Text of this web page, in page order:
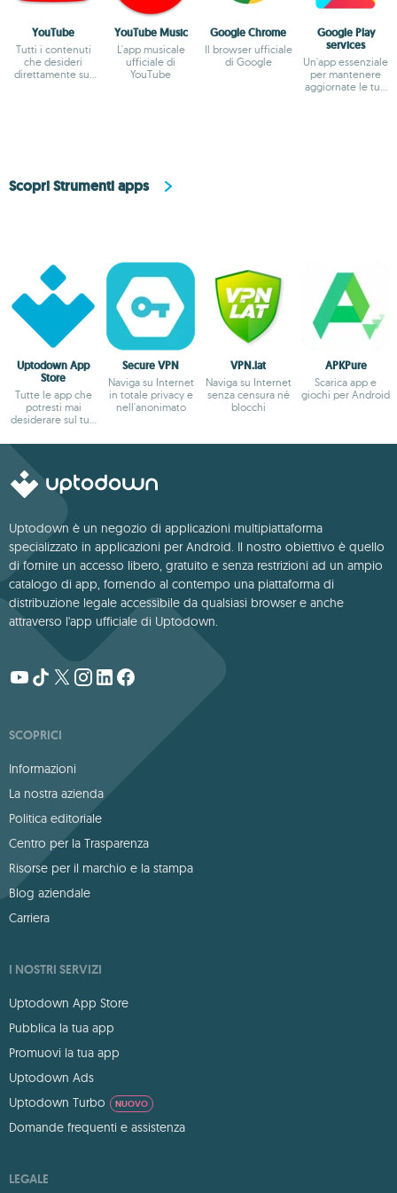
YouTube
Tutti i contenuti
che desideri
direttamente sul
YouTube Music
L'app musicale
ufficiale di
YouTube
Google Chrome
Il browser ufficiale
di Google
Google Play
services
Un'app essenziale
per mantenere
aggiornate le tue
Scopri Strumenti apps
Uptodown App
Store
Tutte le app che
potresti mai
desiderare sul tuo
Secure VPN
Naviga su Internet
in totale privacy e
nell'anonimato
VPN.lat
Naviga su Internet
senza censura né
blocchi
APKPure
Scarica app e
giochi per Android
Uptodown è un negozio di applicazioni multipiattaforma
specializzato in applicazioni per Android. Il nostro obiettivo è quello
di fornire un accesso libero, gratuito e senza restrizioni ad un ampio
catalogo di app, fornendo al contempo una piattaforma di
distribuzione legale accessibile da qualsiasi browser e anche
attraverso l'app ufficiale di Uptodown.
SCOPRICI
Informazioni
La nostra azienda
Politica editoriale
Centro per la Trasparenza
Risorse per il marchio e la stampa
Blog aziendale
Carriera
I NOSTRI SERVIZI
Uptodown App Store
Pubblica la tua app
Promuovi la tua app
Uptodown Ads
Uptodown Turbo
NUOVO
Domande frequenti e assistenza
LEGALE